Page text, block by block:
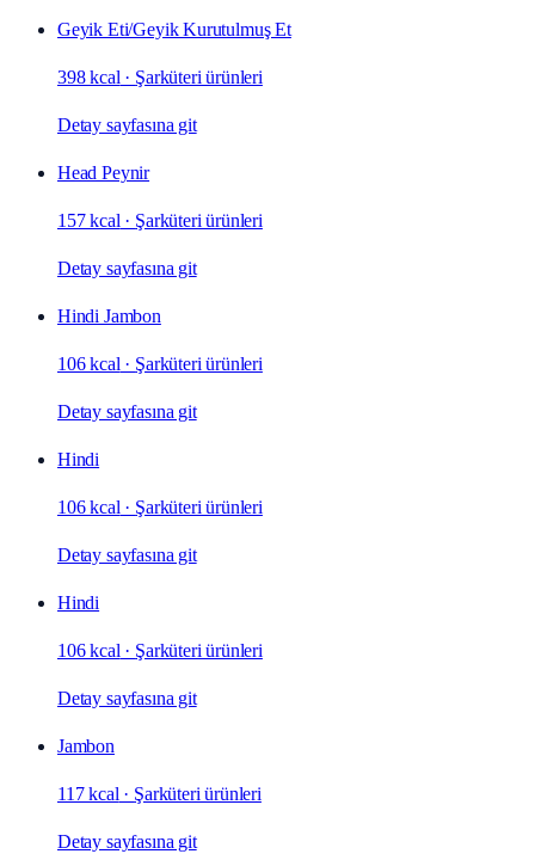
Geyik Eti/Geyik Kurutulmuş Et
398 kcal · Şarküteri ürünleri
Detay sayfasına git
Head Peynir
157 kcal · Şarküteri ürünleri
Detay sayfasına git
Hindi Jambon
106 kcal · Şarküteri ürünleri
Detay sayfasına git
Hindi
106 kcal · Şarküteri ürünleri
Detay sayfasına git
Hindi
106 kcal · Şarküteri ürünleri
Detay sayfasına git
Jambon
117 kcal · Şarküteri ürünleri
Detay sayfasına git